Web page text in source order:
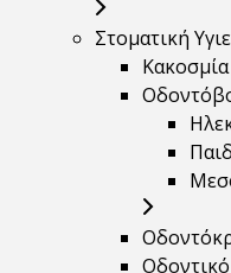
Στοματική